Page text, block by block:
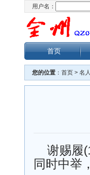
用户名：
首页
您的位置 ： 首页 > 名
谢赐履
同时中举